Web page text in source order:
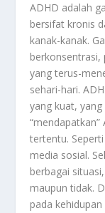
ADHD adalah
bersifat kronis
kanak-kanak.
berkonsentrasi,
yang terus-
sehari-hari.
yang kuat,
tertentu.
media sosial.
berbagai
maupun tidak.
pada